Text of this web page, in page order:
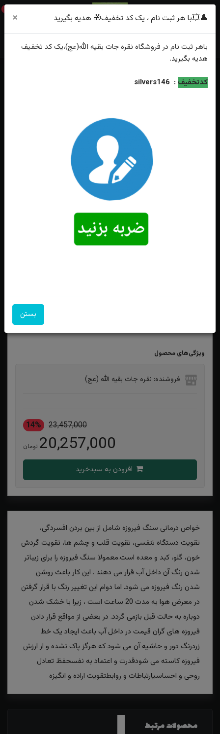
0
خانه فهرست محصولات
ویژگی‌های محصول
فروشنده: نقره جات بقیه الله (عج)
23,457,000
14%
20,257,000 تومان
خواص درمانی سنگ فیروزه شامل از بین بردن افسردگی،
تقویت دستگاه تنفسی، تقویت قلب و چشم ها، تقویت گردش
خون، گلو، کبد و معده است.معمولا سنگ فیروزه را برای زیباتر
شدن رنگ آن داخل آب قرار می دهند . این کار باعث روشن
شدن رنگ فیروزه می شود. اما دوام این تغییر رنگ با قرار گرفتن
در معرض هوا به مدت 20 ساعت است ، زیرا با خشک شدن
دوباره به حالت قبل بازمی گردد. در بعضی از مواقع قرار دادن
فیروزه های گران قیمت در داخل آب باعث ایجاد یک خط
زردرنگ دور و حاشیه آن می شود که هرگز پاک نشده و از ارزش
فیروزه کاسته می شودقدرت و اعتماد به نفسحفظ تعادل
روحی و احساسیارتباطات و روابطتقویت اراده و انگیزه
محصولات مرتبط
👤💥با هر ثبت نام ، یک کد تخفیف🎁 هدیه بگیرید ×
باهر ثبت نام در فروشگاه نقره جات بقیه الله(عج)،یک کد تخفیف
هدیه بگیرید.
کدتخفیف :
silvers146
بستن